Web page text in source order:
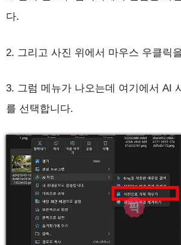
다.
2. 그리고 사진 위에서 마우스 우클릭
3. 그럼 메뉴가 나오는데 여기에서 AI
를 선택합니다.